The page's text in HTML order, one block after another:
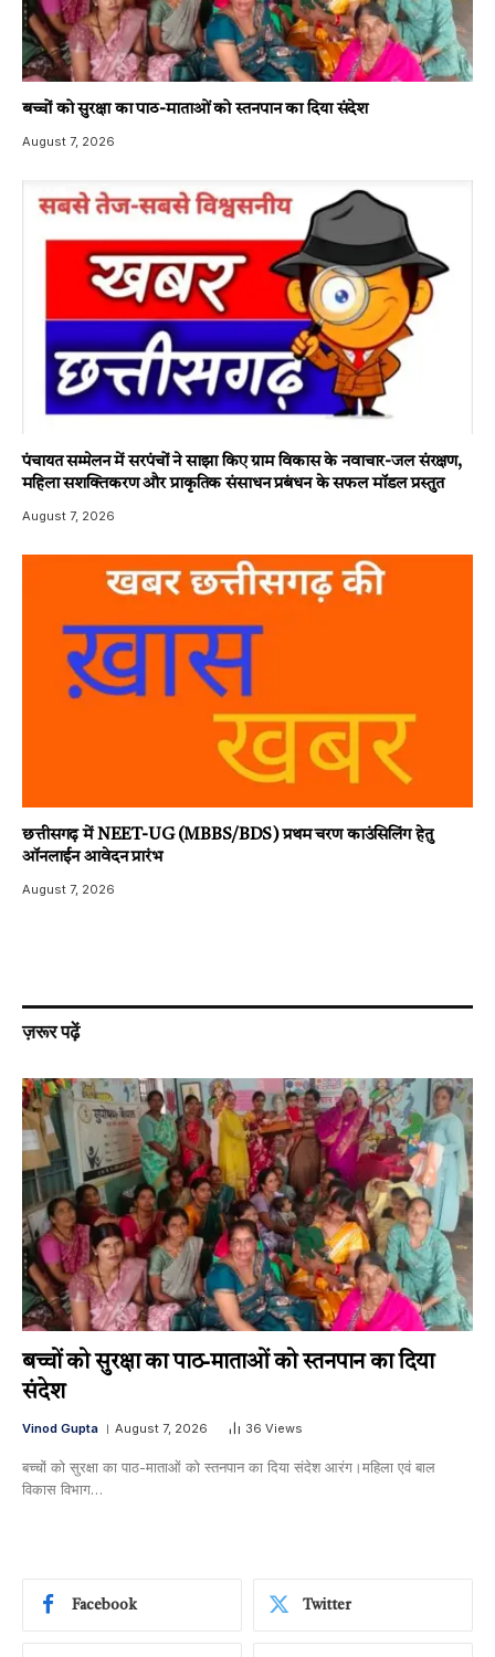
बच्चों को सुरक्षा का पाठ-माताओं को स्तनपान का दिया संदेश
August 7, 2026
पंचायत सम्मेलन में सरपंचों ने साझा किए ग्राम विकास के नवाचार-जल संरक्षण,
महिला सशक्तिकरण और प्राकृतिक संसाधन प्रबंधन के सफल मॉडल प्रस्तुत
August 7, 2026
छत्तीसगढ़ में NEET-UG (MBBS/BDS) प्रथम चरण काउंसिलिंग हेतु
ऑनलाईन आवेदन प्रारंभ
August 7, 2026
ज़रूर पढ़ें
बच्चों को सुरक्षा का पाठ-माताओं को स्तनपान का दिया
संदेश
Vinod Gupta August 7, 2026 36 Views
बच्चों को सुरक्षा का पाठ-माताओं को स्तनपान का दिया संदेश आरंग।महिला एवं बाल
विकास विभाग…
Facebook Twitter